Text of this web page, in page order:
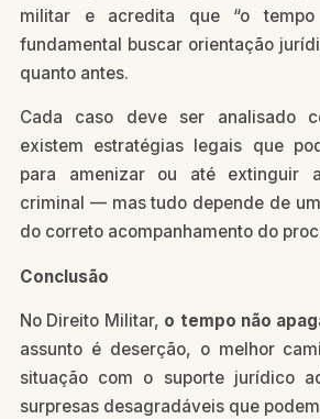
militar e acredita que “o
fundamental buscar orientação
quanto antes.
Cada caso deve ser analisado
existem estratégias legais que
para amenizar ou até extinguir
criminal — mas tudo depende de
do correto acompanhamento do
Conclusão
No Direito Militar, o tempo não
assunto é deserção, o melhor
situação com o suporte jurídico
surpresas desagradáveis que